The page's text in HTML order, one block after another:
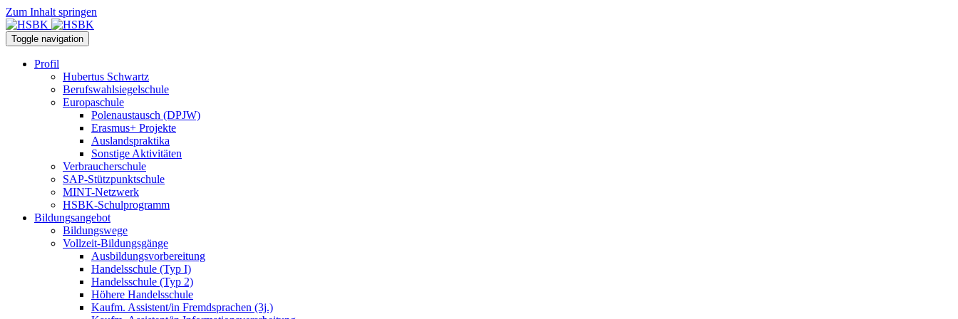
Zum Inhalt springen
Toggle navigation
Profil
Hubertus Schwartz
Berufswahlsiegelschule
Europaschule
Polenaustausch (DPJW)
Erasmus+ Projekte
Auslandspraktika
Sonstige Aktivitäten
Verbraucherschule
SAP-Stützpunktschule
MINT-Netzwerk
HSBK-Schulprogramm
Bildungsangebot
Bildungswege
Vollzeit-Bildungsgänge
Ausbildungsvorbereitung
Handelsschule (Typ I)
Handelsschule (Typ 2)
Höhere Handelsschule
Kaufm. Assistent/in­ Fremdsprachen (3j.)